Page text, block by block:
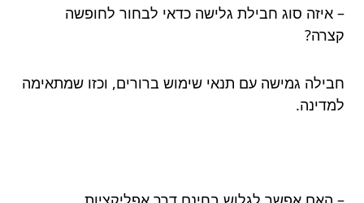
– איזה סוג חבילת גלישה כדאי לבחור לחופשה
קצרה?
חבילה גמישה עם תנאי שימוש ברורים, וכזו שמתאימה
למדינה.